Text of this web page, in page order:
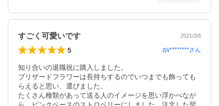
すごく可愛いです 2021/3/8
5 zjv********さん
知り合いの退職祝に購入しました。
ブリザードフラワーは長持ちするのでいつまでも飾っても
らえると思い、選びました。
たくさん種類があって送る人のイメージを思い浮かべなが